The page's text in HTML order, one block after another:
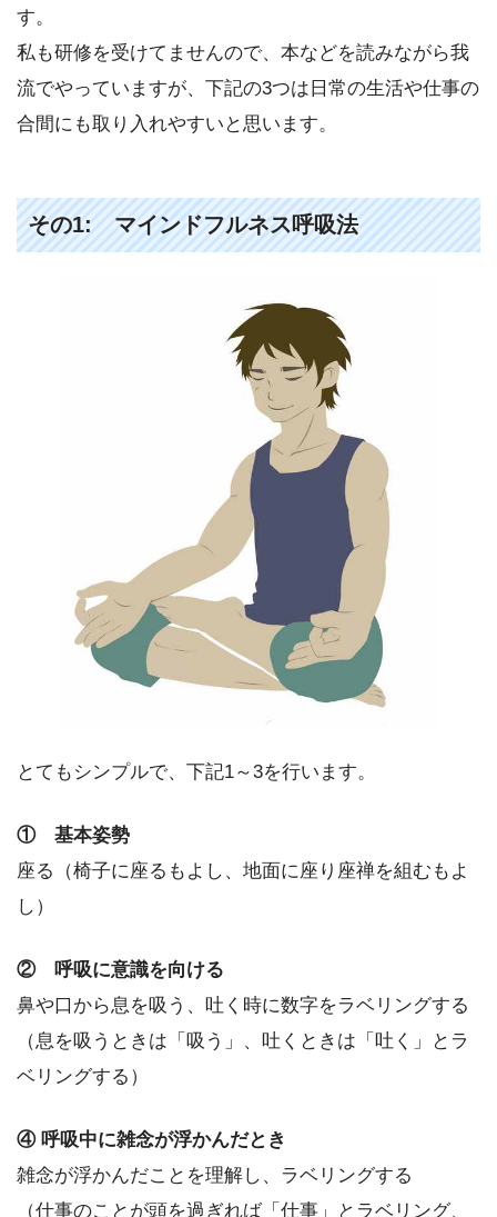
す。
私も研修を受けてませんので、本などを読みながら我
流でやっていますが、下記の3つは日常の生活や仕事の
合間にも取り入れやすいと思います。
その1: マインドフルネス呼吸法
とてもシンプルで、下記1～3を行います。
① 基本姿勢
座る（椅子に座るもよし、地面に座り座禅を組むもよ
し）
② 呼吸に意識を向ける
鼻や口から息を吸う、吐く時に数字をラベリングする
（息を吸うときは「吸う」、吐くときは「吐く」とラ
ベリングする）
④ 呼吸中に雑念が浮かんだとき
雑念が浮かんだことを理解し、ラベリングする
（仕事のことが頭を過ぎれば「仕事」とラベリング、